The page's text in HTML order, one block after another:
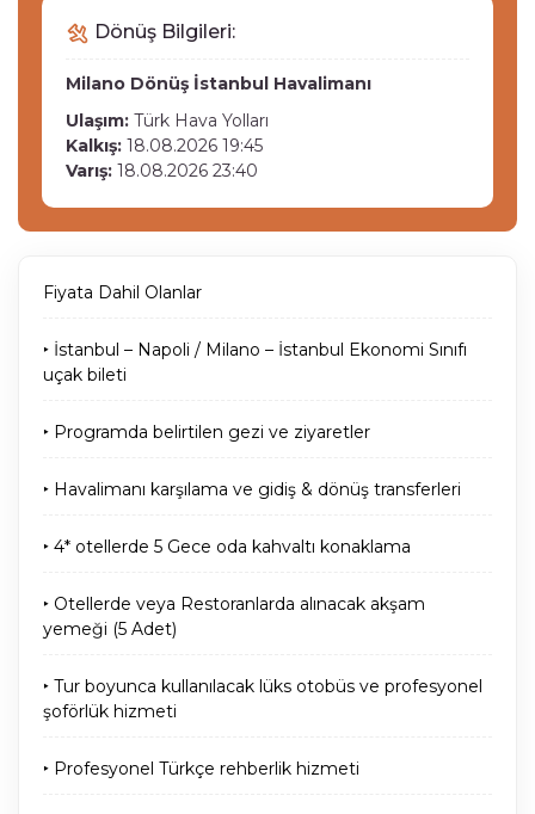
Dönüş Bilgileri:
Milano Dönüş İstanbul Havalimanı
Ulaşım: Türk Hava Yolları
Kalkış: 18.08.2026 19:45
Varış: 18.08.2026 23:40
Fiyata Dahil Olanlar
‣ İstanbul – Napoli / Milano – İstanbul Ekonomi Sınıfı
uçak bileti
‣ Programda belirtilen gezi ve ziyaretler
‣ Havalimanı karşılama ve gidiş & dönüş transferleri
‣ 4* otellerde 5 Gece oda kahvaltı konaklama
‣ Otellerde veya Restoranlarda alınacak akşam
yemeği (5 Adet)
‣ Tur boyunca kullanılacak lüks otobüs ve profesyonel
şoförlük hizmeti
‣ Profesyonel Türkçe rehberlik hizmeti